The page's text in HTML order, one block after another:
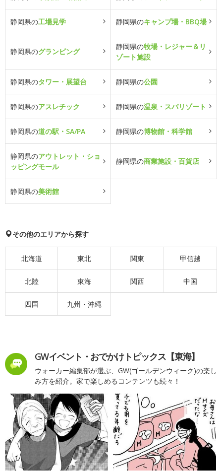
静岡県の工場見学 静岡県のキャンプ場・BBQ場
静岡県のグランピング
静岡県の牧場・レジャー＆リ
ゾート施設
静岡県のタワー・展望台 静岡県の公園
静岡県のアスレチック 静岡県の温泉・スパリゾート
静岡県の道の駅・SA/PA 静岡県の博物館・科学館
静岡県のアウトレット・ショ
ッピングモール
静岡県の商業施設・百貨店
静岡県の美術館
その他のエリアから探す
北海道 東北 関東 甲信越
北陸 東海 関西 中国
四国 九州・沖縄
GWイベント・おでかけトピックス【東海】
ウォーカー編集部が選ぶ、GW(ゴールデンウィーク)の楽し
み方を紹介。家で楽しめるコンテンツも続々！